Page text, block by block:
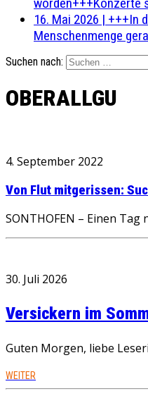
16. Mai 2026 | +++In
Menschenmenge
Suchen nach:
OBERALLGU
4. September 2022
Von Flut mitgerissen:
SONTHOFEN – Einen
30. Juli 2026
Versickern im
Guten Morgen, liebe
WEITER